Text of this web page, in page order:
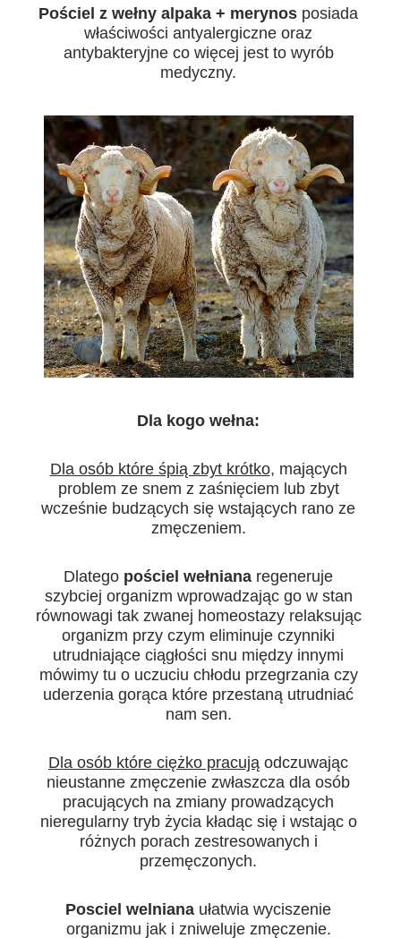
Pościel z wełny alpaka + merynos posiada
właściwości antyalergiczne oraz
antybakteryjne co więcej jest to wyrób
medyczny.
Dla kogo wełna:
Dla osób które śpią zbyt krótko, mających
problem ze snem z zaśnięciem lub zbyt
wcześnie budzących się wstających rano ze
zmęczeniem.
Dlatego pościel wełniana regeneruje
szybciej organizm wprowadzając go w stan
równowagi tak zwanej homeostazy relaksując
organizm przy czym eliminuje czynniki
utrudniające ciągłości snu między innymi
mówimy tu o uczuciu chłodu przegrzania czy
uderzenia gorąca które przestaną utrudniać
nam sen.
Dla osób które ciężko pracują odczuwając
nieustanne zmęczenie zwłaszcza dla osób
pracujących na zmiany prowadzących
nieregularny tryb życia kładąc się i wstając o
różnych porach zestresowanych i
przemęczonych.
Posciel welniana ułatwia wyciszenie
organizmu jak i zniweluje zmęczenie.